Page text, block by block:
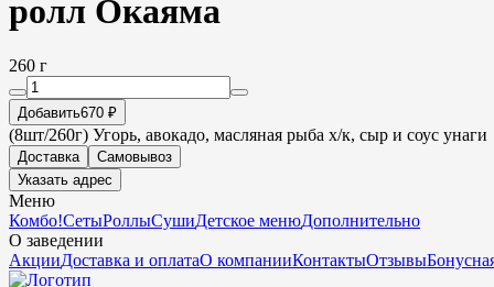
ролл Окаяма
260 г
Добавить670 ₽
(8шт/260г) Угорь, авокадо, масляная рыба х/к, сыр и соус унаги
Доставка
Самовывоз
Указать адрес
Меню
Комбо!СетыРоллыСушиДетское менюДополнительно
О заведении
АкцииДоставка и оплатаО компанииКонтактыОтзывы